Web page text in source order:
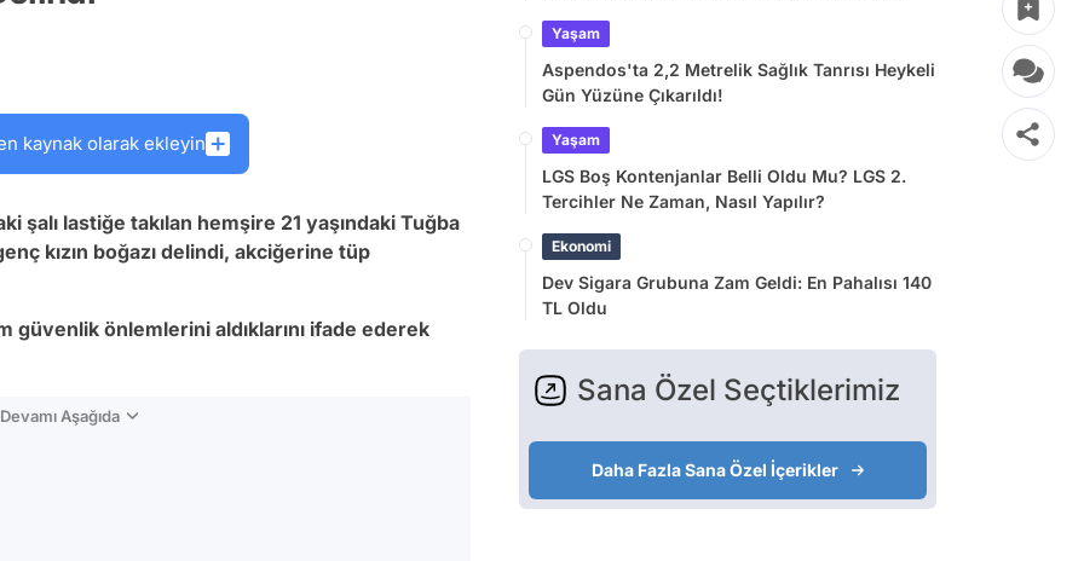
kaynak olarak ekleyin
şalı lastiğe takılan hemşire 21 yaşındaki Tuğba
kızın boğazı delindi, akciğerine tüp
önlemlerini aldıklarını ifade ederek
Aşağıda
Yaşam
Aspendos'ta 2,2 Metrelik Sağlık Tanrısı Heykeli
Gün Yüzüne Çıkarıldı!
Yaşam
LGS Boş Kontenjanlar Belli Oldu Mu? LGS 2.
Tercihler Ne Zaman, Nasıl Yapılır?
Ekonomi
Dev Sigara Grubuna Zam Geldi: En Pahalısı 140
TL Oldu
Sana Özel Seçtiklerimiz
Daha Fazla Sana Özel İçerikler